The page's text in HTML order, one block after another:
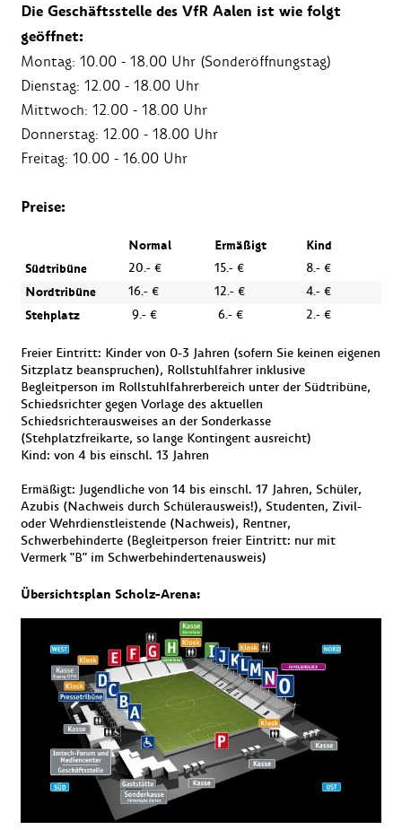
Die Geschäftsstelle des VfR Aalen ist wie folgt
geöffnet:
Montag: 10.00 - 18.00 Uhr (Sonderöffnungstag)
Dienstag: 12.00 - 18.00 Uhr
Mittwoch: 12.00 - 18.00 Uhr
Donnerstag: 12.00 - 18.00 Uhr
Freitag: 10.00 - 16.00 Uhr
Preise:
Normal Ermäßigt
Kind
Südtribüne
20.- € 15.- € 8.- €
Nordtribüne 16.- € 12.- € 4.- €
Stehplatz 9.- € 6.- € 2.- €
Freier Eintritt: Kinder von 0-3 Jahren (sofern Sie keinen eigenen
Sitzplatz beanspruchen), Rollstuhlfahrer inklusive
Begleitperson im Rollstuhlfahrerbereich unter der Südtribüne,
Schiedsrichter gegen Vorlage des aktuellen
Schiedsrichterausweises an der Sonderkasse
(Stehplatzfreikarte, so lange Kontingent ausreicht)
Kind: von 4 bis einschl. 13 Jahren
Ermäßigt: Jugendliche von 14 bis einschl. 17 Jahren, Schüler,
Azubis (Nachweis durch Schülerausweis!), Studenten, Zivil-
oder Wehrdienstleistende (Nachweis), Rentner,
Schwerbehinderte (Begleitperson freier Eintritt: nur mit
Vermerk "B" im Schwerbehindertenausweis)
Übersichtsplan Scholz-Arena: